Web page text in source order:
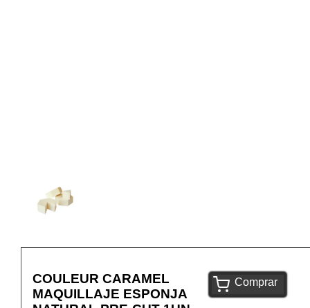
COULEUR CARAMEL
MAQUILLAJE ESPONJA
Comprar